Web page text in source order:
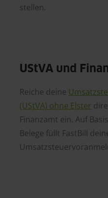
stellen.
UStVA und
Reiche deine
(UStVA) ohne Elster
Finanzamt ein. Auf
Belege füllt FastBill